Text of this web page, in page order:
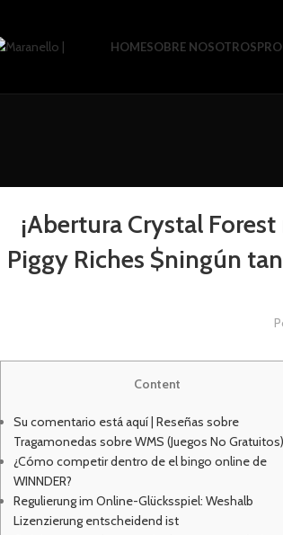
HOMESOBRE NOSOTROS
¡Abertura Crystal
Piggy Riches $ningún
Content
Su comentario está aquí | Reseñas sobre
Tragamonedas sobre WMS (Juegos No Gratuitos)
¿Cómo competir dentro de el bingo online de
WINNDER?
Regulierung im Online-Glücksspiel: Weshalb
Lizenzierung entscheidend ist